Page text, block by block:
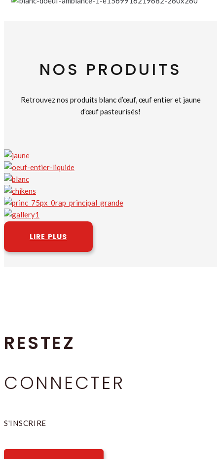
NOS PRODUITS
Retrouvez nos produits blanc d’œuf, œuf entier et jaune
d’œuf pasteurisés!
LIRE PLUS
RESTEZ
CONNECTER
S'INSCRIRE